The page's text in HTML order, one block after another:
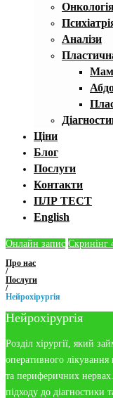
Аналізи
Ціни
Блог
Послуги
Контакти
ПЛР ТЕСТ
English
Онлайн запис Скринінг
Про нас
/
Послуги
/
Нейрохірургія
Нейрохірургія
Розділ хірургії, який
оперативного
та периферичних
підходу до діагностики